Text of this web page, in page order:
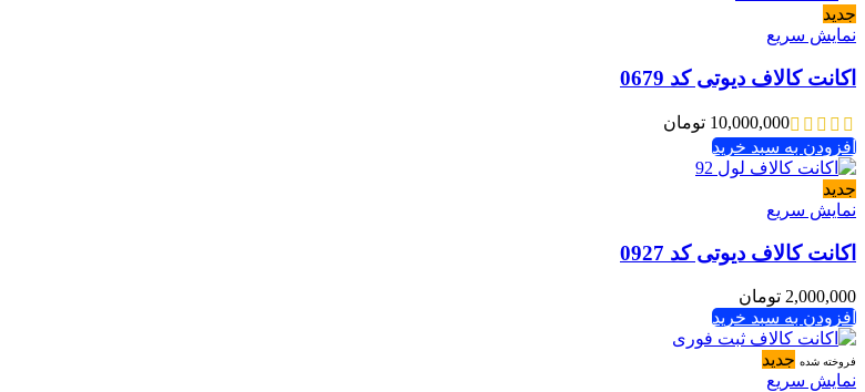
جدید
نمایش سریع
اکانت کالاف دیوتی کد 0679
10,000,000 تومان
افزودن به سبد خرید
جدید
نمایش سریع
اکانت کالاف دیوتی کد 0927
2,000,000 تومان
افزودن به سبد خرید
فروخته شده جدید
نمایش سریع